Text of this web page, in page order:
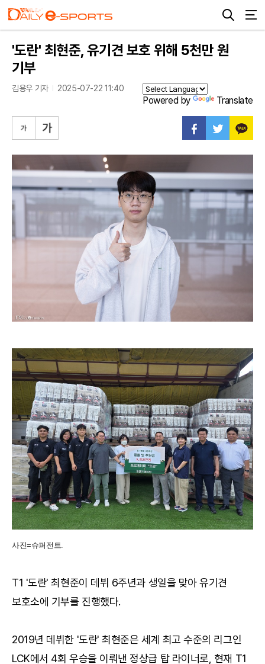
'도란' 최현준, 유기견 보호 위해 5천만 원
기부
김용우 기자 2025-07-22 11:40
Powered by Translate
사진=슈퍼전트.
T1 '도란' 최현준이 데뷔 6주년과 생일을 맞아 유기견
보호소에 기부를 진행했다.
2019년 데뷔한 '도란' 최현준은 세계 최고 수준의 리그인
LCK에서 4회 우승을 이뤄낸 정상급 탑 라이너로, 현재 T1